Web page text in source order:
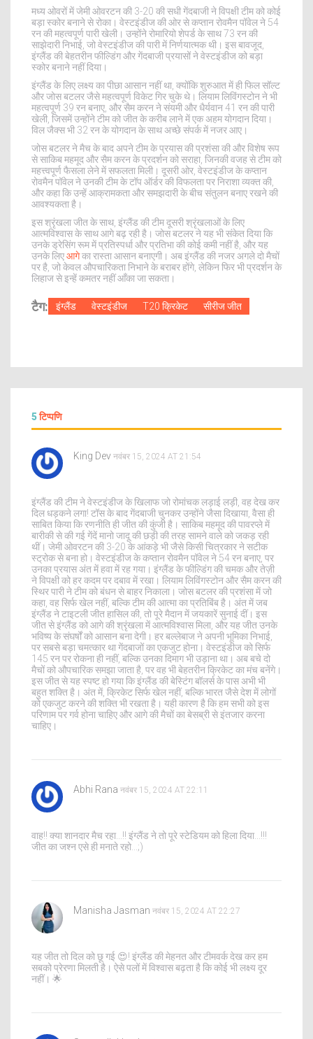
मध्य ओवरों में जेमी ओवरटन की 3-20 की सधी गेंदबाजी ने विपक्षी टीम को कोई
बड़ा स्कोर बनाने से रोका। वेस्टइंडीज की ओर से कप्तान रोवमैन पॉवेल ने 54
रन की महत्वपूर्ण पारी खेली। उन्होंने रोमारियो शेपर्ड के साथ 73 रन की
साझेदारी निभाई, जो वेस्टइंडीज की पारी में निर्णयात्मक थी। इस बावजूद,
इंग्लैंड की बेहतरीन फील्डिंग और गेंदबाजी प्रयासों ने वेस्टइंडीज को बड़ा
स्कोर बनाने नहीं दिया।
इंग्लैंड के लिए लक्ष्य का पीछा आसान नहीं था, क्योंकि शुरुआत में ही फिल सॉल्ट
और जोस बटलर जैसे महत्वपूर्ण विकेट गिर चुके थे। लियाम लिविंगस्टोन ने भी
महत्वपूर्ण 39 रन बनाए, और सैम करन ने संयमी और धैर्यवान 41 रन की पारी
खेली, जिसमें उन्होंने टीम को जीत के करीब लाने में एक अहम योगदान दिया।
विल जैक्स भी 32 रन के योगदान के साथ अच्छे संपर्क में नजर आए।
जोस बटलर ने मैच के बाद अपने टीम के प्रयास की प्रशंसा की और विशेष रूप
से साकिब महमूद और सैम करन के प्रदर्शन को सराहा, जिनकी वजह से टीम को
महत्त्वपूर्ण फैसला लेने में सफलता मिली। दूसरी ओर, वेस्टइंडीज के कप्तान
रोवमैन पॉवेल ने उनकी टीम के टॉप ऑर्डर की विफलता पर निराशा व्यक्त की,
और कहा कि उन्हें आक्रामकता और समझदारी के बीच संतुलन बनाए रखने की
आवश्यकता है।
इस श्रृंखला जीत के साथ, इंग्लैंड की टीम दूसरी श्रृंखलाओं के लिए
आत्मविश्वास के साथ आगे बढ़ रही है। जोस बटलर ने यह भी संकेत दिया कि
उनके ड्रेसिंग रूम में प्रतिस्पर्धा और प्रतिभा की कोई कमी नहीं है, और यह
उनके लिएआगे का रास्ता आसान बनाएगी। अब इंग्लैंड की नजर अगले दो मैचों
पर है, जो केवल औपचारिकता निभाने के बराबर होंगे, लेकिन फिर भी प्रदर्शन के
लिहाज से इन्हें कमतर नहीं आँका जा सकता।
टैग: इंग्लैंड वेस्टइंडीज T20 क्रिकेट सीरीज जीत
5टिप्पणि
King Dev नवंबर 15, 2024 AT 21:54
इंग्लैंड की टीम ने वेस्टइंडीज के खिलाफ जो रोमांचक लड़ाई लड़ी, वह देख कर
दिल धड़कने लगा! टॉस के बाद गेंदबाजी चुनकर उन्होंने जैसा दिखाया, वैसा ही
साबित किया कि रणनीति ही जीत की कुंजी है। साकिब महमूद की पावरप्ले में
बारीकी से की गई गेंदें मानो जादू की छड़ी की तरह सामने वाले को जकड़ रही
थीं। जेमी ओवरटन की 3-20 के आंकड़े भी जैसे किसी चित्रकार ने सटीक
स्ट्रोक से बना हो। वेस्टइंडीज के कप्तान रोवमैन पॉवेल ने 54 रन बनाए, पर
उनका प्रयास अंत में हवा में रह गया। इंग्लैंड के फील्डिंग की चमक और तेज़ी
ने विपक्षी को हर कदम पर दबाव में रखा। लियाम लिविंगस्टोन और सैम करन की
स्थिर पारी ने टीम को बंधन से बाहर निकाला। जोस बटलर की प्रशंसा में जो
कहा, वह सिर्फ खेल नहीं, बल्कि टीम की आत्मा का प्रतिबिंब है। अंत में जब
इंग्लैंड ने टाइटली जीत हासिल की, तो पूरे मैदान में जयकारें सुनाई दीं। इस
जीत से इंग्लैंड को आगे की श्रृंखला में आत्मविश्वास मिला, और यह जीत उनके
भविष्य के संघर्षों को आसान बना देगी। हर बल्लेबाज ने अपनी भूमिका निभाई,
पर सबसे बड़ा चमत्कार था गेंदबाजों का एकजुट होना। वेस्टइंडीज को सिर्फ
145 रन पर रोकना ही नहीं, बल्कि उनका दिमाग भी उड़ाना था। अब बचे दो
मैचों को औपचारिक समझा जाता है, पर वह भी बेहतरीन क्रिकेट का मंच बनेंगे।
इस जीत से यह स्पष्ट हो गया कि इंग्लैंड की बेस्टिंग बॉलर्स के पास अभी भी
बहुत शक्ति है। अंत में, क्रिकेट सिर्फ खेल नहीं, बल्कि भारत जैसे देश में लोगों
को एकजुट करने की शक्ति भी रखता है। यही कारण है कि हम सभी को इस
परिणाम पर गर्व होना चाहिए और आगे की मैचों का बेसब्री से इंतजार करना
चाहिए।
Abhi Rana नवंबर 15, 2024 AT 22:11
वाह!! क्या शानदार मैच रहा...!! इंग्लैंड ने तो पूरे स्टेडियम को हिला दिया...!!!
जीत का जश्न एसे ही मनाते रहो...;)
Manisha Jasman नवंबर 15, 2024 AT 22:27
यह जीत तो दिल को छू गई 😍! इंग्लैंड की मेहनत और टीमवर्क देख कर हम
सबको प्रेरणा मिलती है। ऐसे पलों में विश्वास बढ़ता है कि कोई भी लक्ष्य दूर
नहीं। 🌟